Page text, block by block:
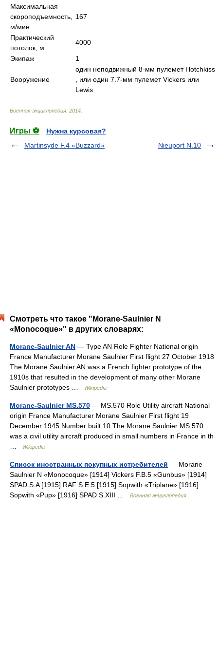
Максимальная
скороподъемность,
м/мин
167
Практический
потолок, м
4000
Экипаж 1
Вооружение
один неподвижный 8-мм пулемет Hotchkiss
, или один 7.7-мм пулемет Vickers или
Lewis
Военная энциклопедия 2014
Игры ⚽
Нужна курсовая?
Martinsyde F.4 «Buzzard»
Nieuport N.10
Смотреть что такое "Morane-Saulnier N
«Monocoque»" в других словарях:
Morane-Saulnier AN — Type AN Role Fighter National origin
France Manufacturer Morane Saulnier First flight 27 October 1918
The Morane Saulnier AN was a French fighter prototype of the
1910s that resulted in the development of many other Morane
Saulnier prototypes …
Wikipedia
Morane-Saulnier MS.570 — MS.570 Role Utility aircraft National
origin France Manufacturer Morane Saulnier First flight 19
December 1945 Number built 10 The Morane Saulnier MS.570
was a civil utility aircraft produced in small numbers in France in th
Wikipedia
Список иностранных покупных истребителей — Morane
Saulnier N «Monocoque» [1914] Vickers F.B.5 «Gunbus» [1914]
SPAD S.A [1915] RAF S.E.5 [1915] Sopwith «Triplane» [1916]
Sopwith «Pup» [1916] SPAD S.XIII …
Военная энциклопедия